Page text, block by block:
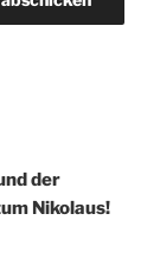
der
Nikolaus!